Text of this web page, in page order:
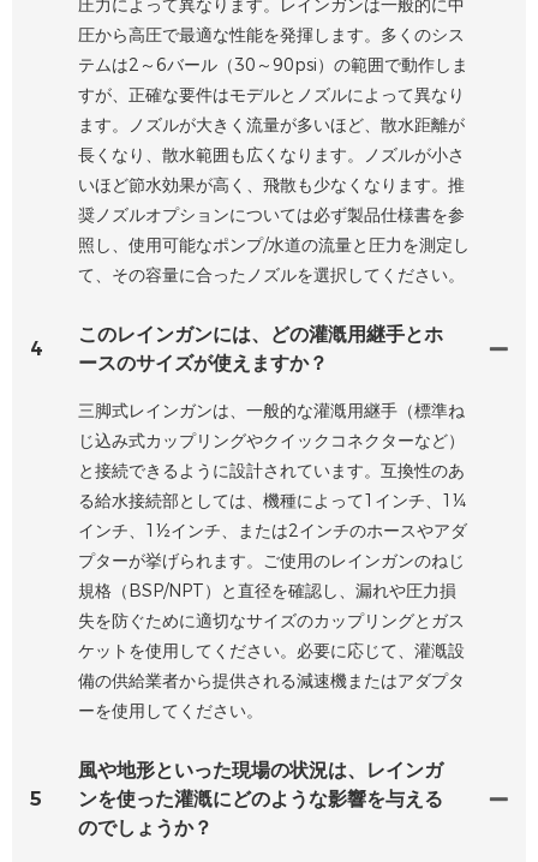
圧力によって異なります。レインガンは一般的に中
圧から高圧で最適な性能を発揮します。多くのシス
テムは2～6バール（30～90psi）の範囲で動作しま
すが、正確な要件はモデルとノズルによって異なり
ます。ノズルが大きく流量が多いほど、散水距離が
長くなり、散水範囲も広くなります。ノズルが小さ
いほど節水効果が高く、飛散も少なくなります。推
奨ノズルオプションについては必ず製品仕様書を参
照し、使用可能なポンプ/水道の流量と圧力を測定し
て、その容量に合ったノズルを選択してください。
4
このレインガンには、どの灌漑用継手とホ
ースのサイズが使えますか？
三脚式レインガンは、一般的な灌漑用継手（標準ね
じ込み式カップリングやクイックコネクターなど）
と接続できるように設計されています。互換性のあ
る給水接続部としては、機種によって1インチ、1¼
インチ、1½インチ、または2インチのホースやアダ
プターが挙げられます。ご使用のレインガンのねじ
規格（BSP/NPT）と直径を確認し、漏れや圧力損
失を防ぐために適切なサイズのカップリングとガス
ケットを使用してください。必要に応じて、灌漑設
備の供給業者から提供される減速機またはアダプタ
ーを使用してください。
5
風や地形といった現場の状況は、レインガ
ンを使った灌漑にどのような影響を与える
のでしょうか？